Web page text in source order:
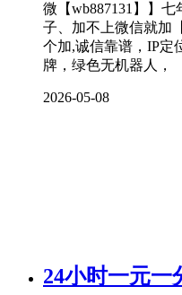
微【wb887131】】
子、加不上微信就加
个加,诚信靠谱，IP定
牌，绿色无机器人，
2026-05-08
24小时一元一